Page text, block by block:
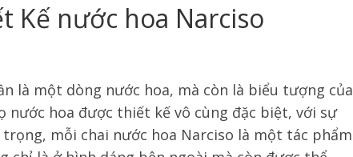
Kế nước hoa Narciso
là một dòng nước hoa, mà còn là biểu tượng của
hoa được thiết kế vô cùng đặc biệt, với sự
mỗi chai nước hoa Narciso là một tác phẩm